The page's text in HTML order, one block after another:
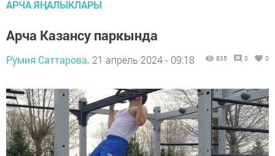
АРЧА ЯҢАЛЫКЛАРЫ
Арча Казансу паркында
Румия Саттарова, 21 апрель 2024 - 09:18 835 0 0